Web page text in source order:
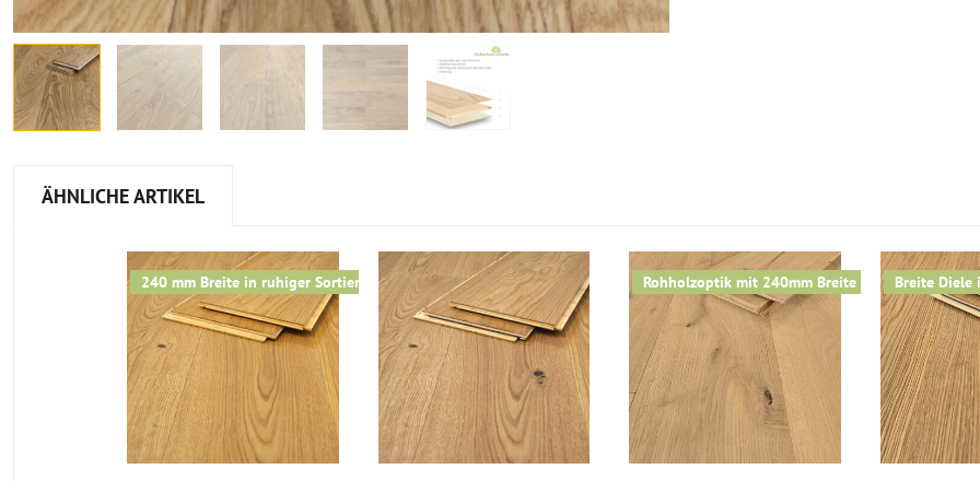
ÄHNLICHE ARTIKEL
240 mm Breite in ruhiger Sortierung Rohholzoptik mit 240mm Breite Breite Diele